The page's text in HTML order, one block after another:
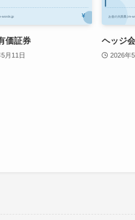
価証券
月11日
ヘッジ
2026年